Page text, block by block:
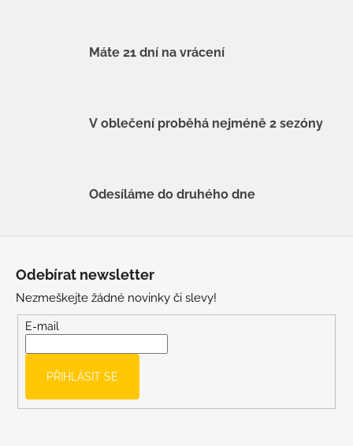
Máte 21 dní na vrácení
V oblečení proběhá nejméně 2 sezóny
Odesíláme do druhého dne
Odebírat newsletter
Nezmeškejte žádné novinky či slevy!
E-mail
PŘIHLÁSIT SE